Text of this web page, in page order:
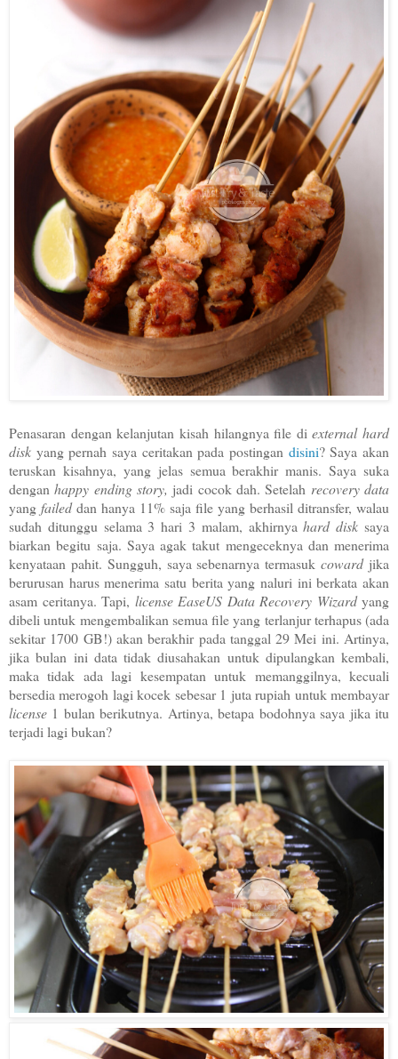
Penasaran dengan kelanjutan kisah hilangnya file diexternal hard
disk yang pernah saya ceritakan pada postingan disini? Saya akan
teruskan kisahnya, yang jelas semua berakhir manis. Saya suka
denganhappy ending story, jadi cocok dah. Setelah recovery data
yang faileddan hanya 11% saja file yang berhasil ditransfer, walau
sudah ditunggu selama 3 hari 3 malam, akhirnyahard disk saya
biarkan begitu saja. Saya agak takut mengeceknya dan menerima
kenyataan pahit. Sungguh, saya sebenarnya termasukcoward jika
berurusan harus menerima satu berita yang naluri ini berkata akan
asam ceritanya. Tapi, license EaseUS Data Recovery Wizardyang
dibeli untuk mengembalikan semua file yang terlanjur terhapus (ada
sekitar 1700 GB!) akan berakhir pada tanggal 29 Mei ini. Artinya,
jika bulan ini data tidak diusahakan untuk dipulangkan kembali,
maka tidak ada lagi kesempatan untuk memanggilnya, kecuali
bersedia merogoh lagi kocek sebesar 1 juta rupiah untuk membayar
license 1 bulan berikutnya. Artinya, betapa bodohnya saya jika itu
terjadi lagi bukan?